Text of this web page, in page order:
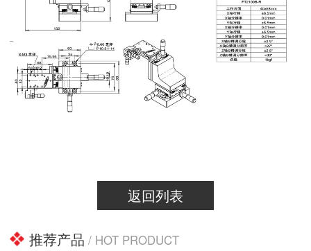
返回列表
推荐产品 / HOT PRODUCT